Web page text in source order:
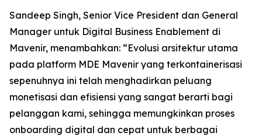
Sandeep Singh, Senior Vice President dan General
Manager untuk Digital Business Enablement di
Mavenir, menambahkan: “Evolusi arsitektur utama
pada platform MDE Mavenir yang terkontainerisasi
sepenuhnya ini telah menghadirkan peluang
monetisasi dan efisiensi yang sangat berarti bagi
pelanggan kami, sehingga memungkinkan proses
onboarding digital dan cepat untuk berbagai